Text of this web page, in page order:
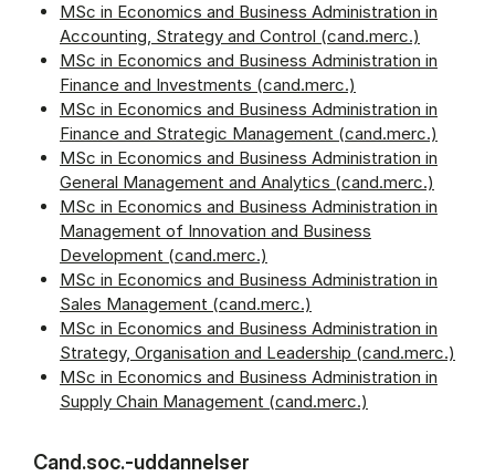
MSc in Economics and Business Administration in
Accounting, Strategy and Control (cand.merc.)
MSc in Economics and Business Administration in
Finance and Investments (cand.merc.)
MSc in Economics and Business Administration in
Finance and Strategic Management (cand.merc.)
MSc in Economics and Business Administration in
General Management and Analytics (cand.merc.)
MSc in Economics and Business Administration in
Management of Innovation and Business
Development (cand.merc.)
MSc in Economics and Business Administration in
Sales Management (cand.merc.)
MSc in Economics and Business Administration in
Strategy, Organisation and Leadership (cand.merc.)
MSc in Economics and Business Administration in
Supply Chain Management (cand.merc.)
Cand.soc.-uddannelser